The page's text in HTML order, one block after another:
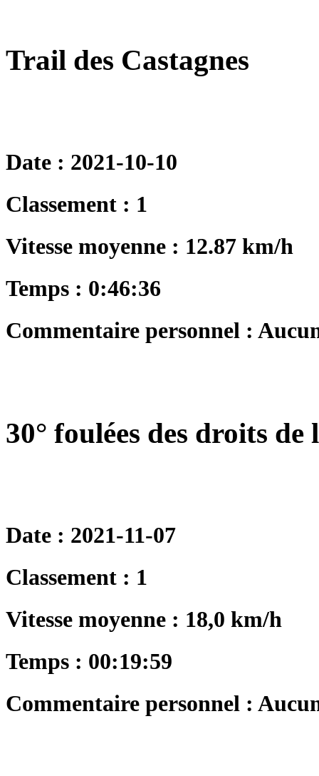
Trail des Castagnes
Date : 2021-10-10
Classement : 1
Vitesse moyenne : 12.87 km/h
Temps : 0:46:36
Commentaire personnel :
30° foulées des droits
Date : 2021-11-07
Classement : 1
Vitesse moyenne : 18,0 km/h
Temps : 00:19:59
Commentaire personnel :